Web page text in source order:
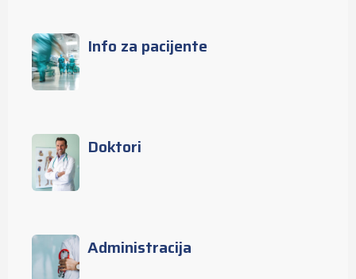
Info za pacijente
Doktori
Administracija